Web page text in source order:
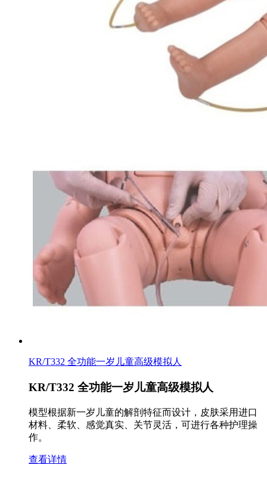
KR/T332 全功能一岁儿童高级模拟人
KR/T332 全功能一岁儿童高级模拟人
模型根据新一岁儿童的解剖特征而设计，皮肤采用进口
材料、柔软、感觉真实、关节灵活，可进行各种护理操
作。
查看详情